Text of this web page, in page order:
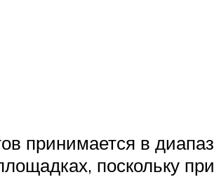
принимается в
поскольку